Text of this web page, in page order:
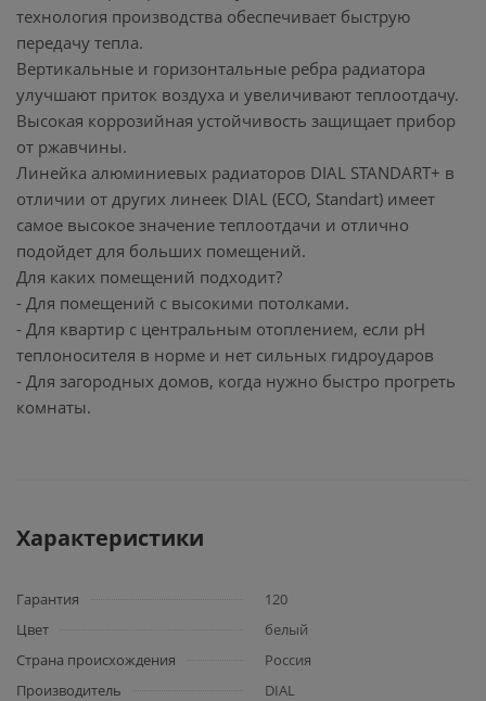
технология производства обеспечивает быструю
передачу тепла.
Вертикальные и горизонтальные ребра радиатора
улучшают приток воздуха и увеличивают теплоотдачу.
Высокая коррозийная устойчивость защищает прибор
от ржавчины.
Линейка алюминиевых радиаторов DIAL STANDART+ в
отличии от других линеек DIAL (ECO, Standart) имеет
самое высокое значение теплоотдачи и отлично
подойдет для больших помещений.
Для каких помещений подходит?
- Для помещений с высокими потолками.
- Для квартир с центральным отоплением, если pH
теплоносителя в норме и нет сильных гидроударов
- Для загородных домов, когда нужно быстро прогреть
комнаты.
Характеристики
Гарантия
120
Цвет
белый
Страна происхождения
Россия
Производитель
DIAL